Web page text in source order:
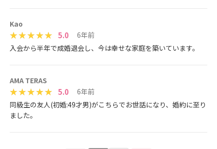
Kao
5.0
6年前
入会から半年で成婚退会し、今は幸せな家庭を築いています。
AMA TERAS
5.0
6年前
同級生の友人(初婚:49才男)がこちらでお世話になり、婚約に至り
ました。